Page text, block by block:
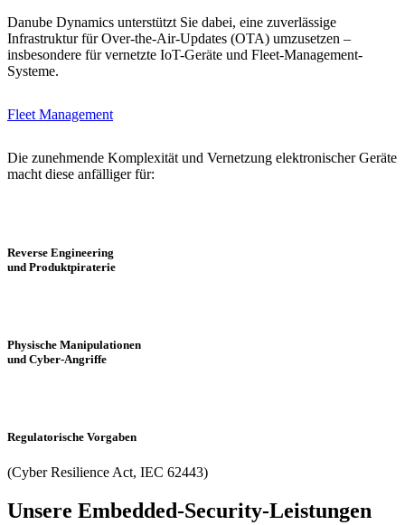
Danube Dynamics unterstützt Sie dabei, eine zuverlässige
Infrastruktur für Over-the-Air-Updates (OTA) umzusetzen –
insbesondere für vernetzte IoT-Geräte und Fleet-Management-
Systeme.
Fleet Management
Die zunehmende Komplexität und Vernetzung elektronischer Geräte
macht diese anfälliger für:
Reverse Engineering
und Produktpiraterie
Physische Manipulationen
und Cyber-Angriffe
Regulatorische Vorgaben
(Cyber Resilience Act, IEC 62443)
Unsere Embedded-Security-Leistungen